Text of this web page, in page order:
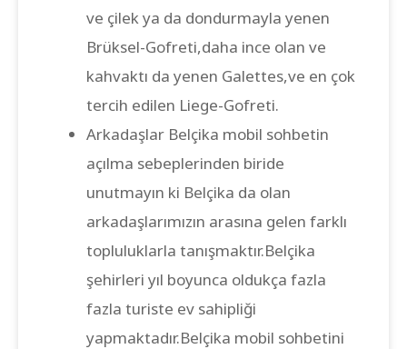
ve çilek ya da dondurmayla yenen
Brüksel-Gofreti,daha ince olan ve
kahvaktı da yenen Galettes,ve en çok
tercih edilen Liege-Gofreti.
Arkadaşlar Belçika mobil sohbetin
açılma sebeplerinden biride
unutmayın ki Belçika da olan
arkadaşlarımızın arasına gelen farklı
topluluklarla tanışmaktır.Belçika
şehirleri yıl boyunca oldukça fazla
fazla turiste ev sahipliği
yapmaktadır.Belçika mobil sohbetini